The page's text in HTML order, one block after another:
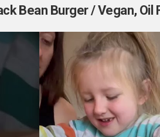
Bean Burger / Vegan, Oil